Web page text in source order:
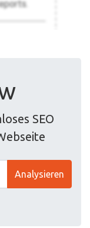
SEO
Analysieren